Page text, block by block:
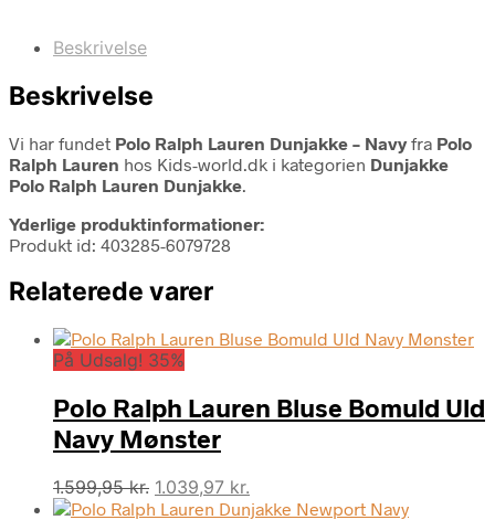
Beskrivelse
Beskrivelse
Vi har fundet Polo Ralph Lauren Dunjakke – Navyfra Polo
Ralph Lauren hos Kids-world.dk i kategorien Dunjakke
Polo Ralph Lauren Dunjakke.
Yderlige produktinformationer:
Produkt id: 403285-6079728
Relaterede varer
På Udsalg! 35%
Polo Ralph Lauren Bluse Bomuld Uld
Navy Mønster
1.599,95kr. Den
oprindelige
1.039,97 kr.
aktuelle